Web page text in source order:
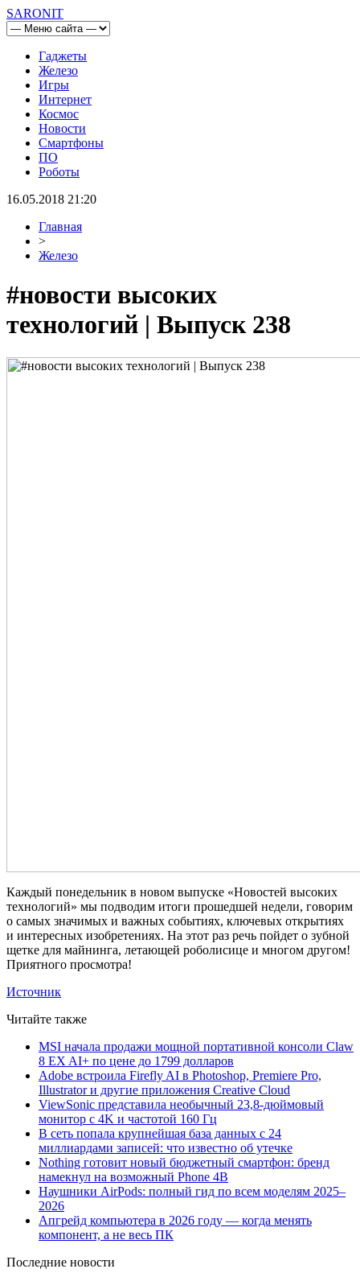
SARONIT
Гаджеты
Железо
Игры
Интернет
Космос
Новости
Смартфоны
ПО
Роботы
16.05.2018 21:20
Главная
>
Железо
#новости высоких
технологий | Выпуск 238
Каждый понедельник в новом выпуске «Новостей высоких
технологий» мы подводим итоги прошедшей недели, говорим
о самых значимых и важных событиях, ключевых открытиях
и интересных изобретениях. На этот раз речь пойдет о зубной
щетке для майнинга, летающей роболисице и многом другом!
Приятного просмотра!
Источник
Читайте также
MSI начала продажи мощной портативной консоли Claw
8 EX AI+ по цене до 1799 долларов
Adobe встроила Firefly AI в Photoshop, Premiere Pro,
Illustrator и другие приложения Creative Cloud
ViewSonic представила необычный 23,8-дюймовый
монитор с 4K и частотой 160 Гц
В сеть попала крупнейшая база данных с 24
миллиардами записей: что известно об утечке
Nothing готовит новый бюджетный смартфон: бренд
намекнул на возможный Phone 4B
Наушники AirPods: полный гид по всем моделям 2025–
2026
Апгрейд компьютера в 2026 году — когда менять
компонент, а не весь ПК
Последние новости